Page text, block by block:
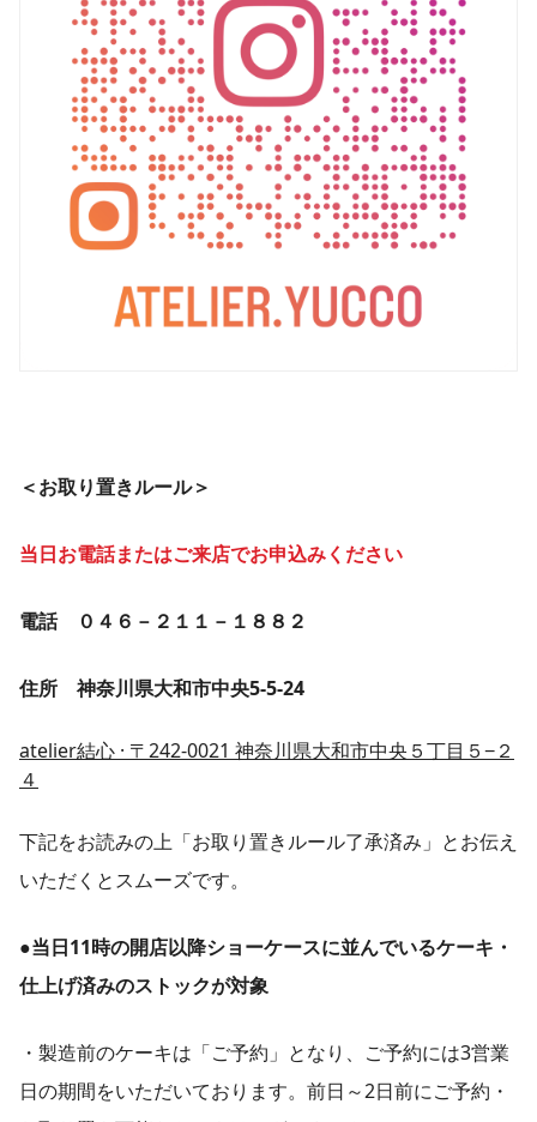
＜お取り置きルール＞
当日お電話またはご来店でお申込みください
電話 ０４６－２１１－１８８２
住所 神奈川県大和市中央5-5-24
atelier結心 · 〒242-0021 神奈川県大和市中央５丁目５−２
４
下記をお読みの上「お取り置きルール了承済み」とお伝え
いただくとスムーズです。
●当日11時の開店以降ショーケースに並んでいるケーキ・
仕上げ済みのストックが対象
・製造前のケーキは「ご予約」となり、ご予約には3営業
日の期間をいただいております。前日～2日前にご予約・